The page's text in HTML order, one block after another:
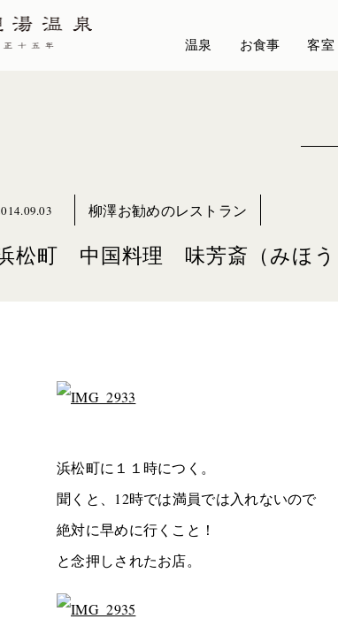
温泉 お食事 客室
柳澤お勧めのレストラン
松町 中国料理 味芳斎（みほう
浜松町に１１時につく。
聞くと、12時では満員では入れないので
絶対に早めに行くこと！
と念押しされたお店。